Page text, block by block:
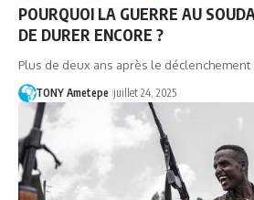
POURQUOI LA GUERRE AU
DE DURER ENCORE ?
Plus de deux ans après le
TONY Ametepe juillet 24, 2025